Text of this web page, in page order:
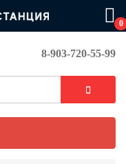
0
8-903-720-55-99